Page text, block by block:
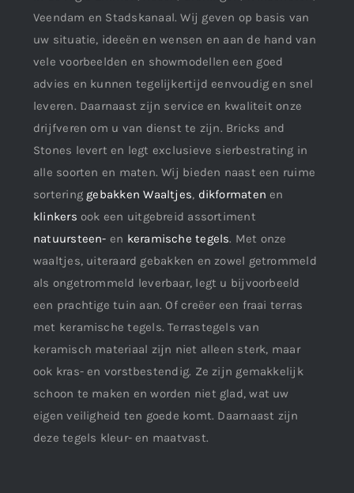
Veendam en Stadskanaal. Wij geven op basis van
uw situatie, ideeën en wensen en aan de hand van
vele voorbeelden en showmodellen een goed
advies en kunnen tegelijkertijd eenvoudig en snel
leveren. Daarnaast zijn service en kwaliteit onze
drijfveren om u van dienst te zijn. Bricks and
Stones levert en legt exclusieve sierbestrating in
alle soorten en maten. Wij bieden naast een ruime
sortering gebakken Waaltjes, dikformaten en
klinkers ook een uitgebreid assortiment
natuursteen- en keramische tegels. Met onze
waaltjes, uiteraard gebakken en zowel getrommeld
als ongetrommeld leverbaar, legt u bijvoorbeeld
een prachtige tuin aan. Of creëer een fraai terras
met keramische tegels. Terrastegels van
keramisch materiaal zijn niet alleen sterk, maar
ook kras- en vorstbestendig. Ze zijn gemakkelijk
schoon te maken en worden niet glad, wat uw
eigen veiligheid ten goede komt. Daarnaast zijn
deze tegels kleur- en maatvast.